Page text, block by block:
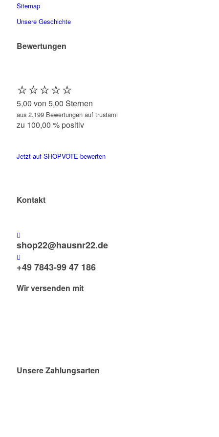
Sitemap
Unsere Geschichte
Bewertungen
⭐️⭐️⭐️⭐️⭐️
5,00 von 5,00 Sternen
aus 2.199 Bewertungen auf trustami
zu 100,00 % positiv
Jetzt auf SHOPVOTE bewerten
Kontakt
shop22@hausnr22.de
+49 7843-99 47 186
Wir versenden mit
Unsere Zahlungsarten